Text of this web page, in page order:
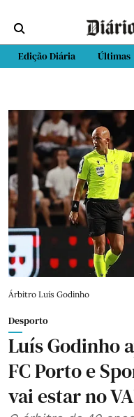
Edição Diária Últimas
Árbitro Luís Godinho
Desporto
Luís Godinho
FC Porto e
vai estar no